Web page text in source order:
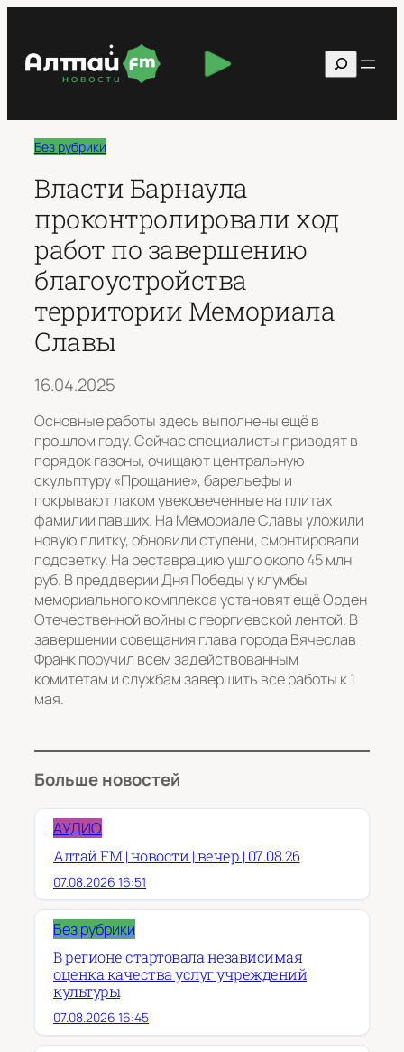
содержимому
Поиск
Без рубрики
Власти Барнаула
проконтролировали ход
работ по завершению
благоустройства
территории Мемориала
Славы
16.04.2025
Основные работы здесь выполнены ещё в
прошлом году. Сейчас специалисты приводят в
порядок газоны, очищают центральную
скульптуру «Прощание», барельефы и
покрывают лаком увековеченные на плитах
фамилии павших. На Мемориале Славы уложили
новую плитку, обновили ступени, смонтировали
подсветку. На реставрацию ушло около 45 млн
руб. В преддверии Дня Победы у клумбы
мемориального комплекса установят ещё Орден
Отечественной войны с георгиевской лентой. В
завершении совещания глава города Вячеслав
Франк поручил всем задействованным
комитетам и службам завершить все работы к 1
мая.
Больше новостей
АУДИО
Алтай FM | новости | вечер | 07.08.26
07.08.2026 16:51
Без рубрики
В регионе стартовала независимая
оценка качества услуг учреждений
культуры
07.08.2026 16:45